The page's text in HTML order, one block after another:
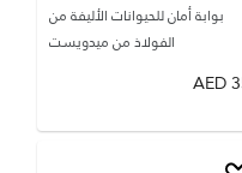
بوابة أمان للحيوانات الأليفة من
الفولاذ من ميدويست
AED